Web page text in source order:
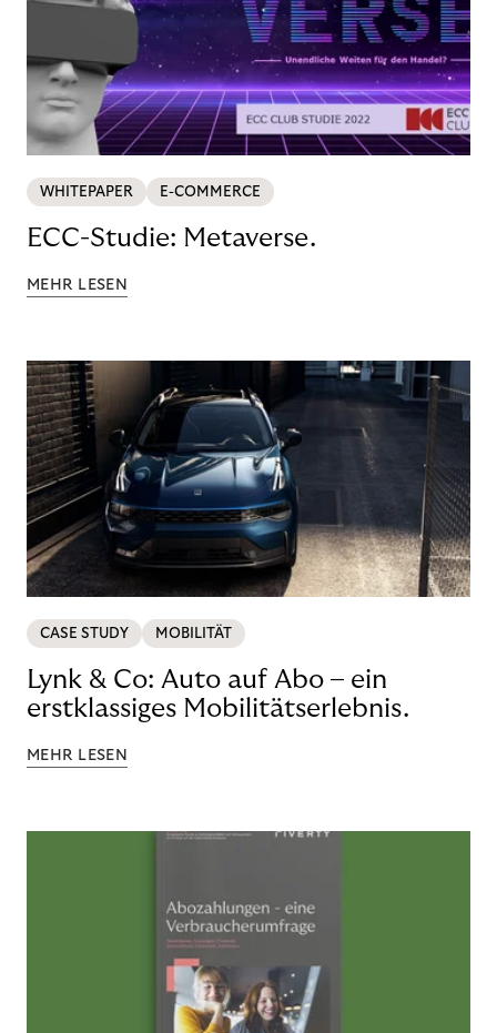
WHITEPAPER E-COMMERCE
ECC-Studie: Metaverse.
MEHR LESEN
CASE STUDY MOBILITÄT
Lynk & Co: Auto auf Abo – ein
erstklassiges Mobilitätserlebnis.
MEHR LESEN